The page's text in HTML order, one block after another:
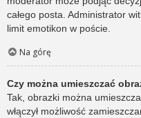
całego posta. Administrator
limit emotikon w poście.
Na górę
Czy można umieszczać
Tak, obrazki można
włączył możliwość